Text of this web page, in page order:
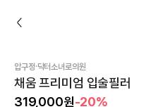
압구정·닥터소녀로의원
채움 프리미엄 입술필러
319,000원-20%